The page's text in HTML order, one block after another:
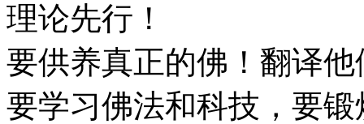
理论先行！
要供养真正的佛！翻译
要学习佛法和科技，要